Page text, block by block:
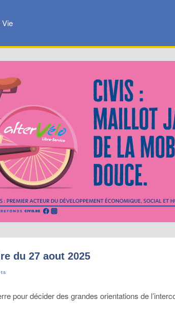
Vie
du 27 aout 2025
pour décider des grandes orientations de